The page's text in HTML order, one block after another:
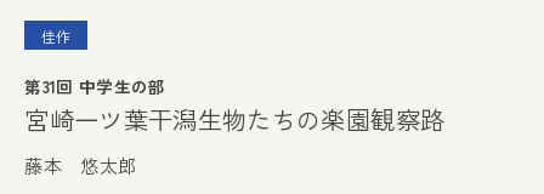
佳作
第31回 中学生の部
宮崎一ツ葉干潟生物たちの楽園観察路
藤本 悠太郎